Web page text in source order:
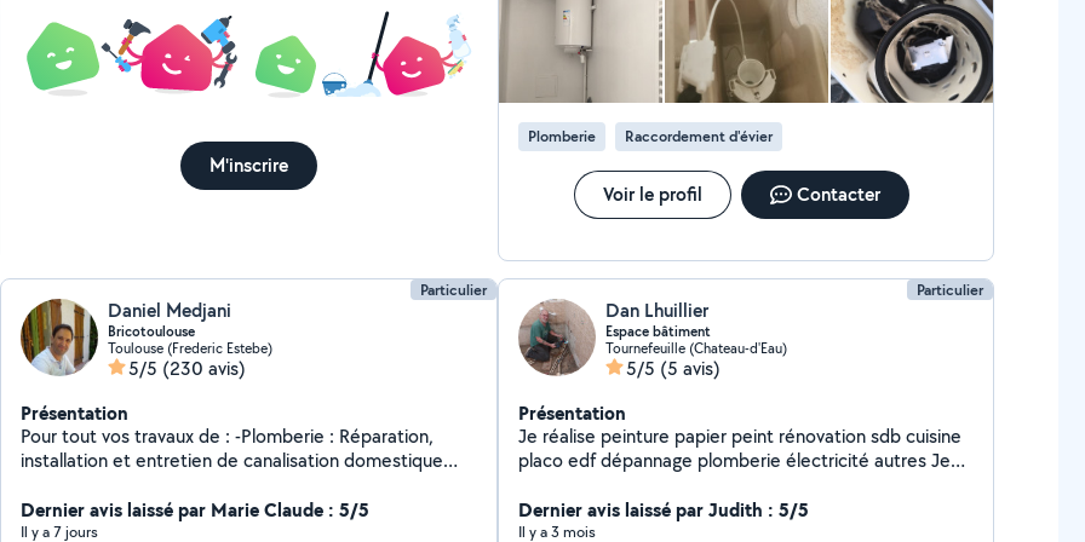
M'inscrire
les dépannages d'urgence liés à la plomberie, que vous
pourriez rencontrer à tout moment. Je vous remercie
pour votre attention et je reste à votre disposition
pour toute demande de renseignements ou de
matériel, pas le prestataire.
Plomberie Raccordement d'évier
Voir le profil Contacter
Particulier
Daniel Medjani
Bricotoulouse
Toulouse (Frederic Estebe)
5/5 (230 avis)
Présentation
Pour tout vos travaux de : -Plomberie : Réparation,
installation et entretien de canalisation domestique
dépannage des réseaux et équipements électriques
domestiques, pose chauffage, rénovation électrique. -
Dernier avis laissé par Marie Claude : 5/5
Il y a 7 jours
Particulier
Dan Lhuillier
Espace bâtiment
Tournefeuille (Chateau-d'Eau)
5/5 (5 avis)
Présentation
Je réalise peinture papier peint rénovation sdb cuisine
placo edf dépannage plomberie électricité autres Je
Dernier avis laissé par Judith : 5/5
Il y a 3 mois